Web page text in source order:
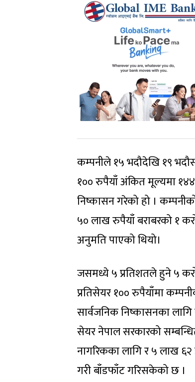
कम्पनीले १५ भदौदेखि १९
१०० रुपैयाँ अंकित मूल्यमा
निष्कासन गरेको हो ।
५० लाख रुपैयाँ बराबरको १
अनुमति पाएको थियो।
जसमध्ये ५ प्रतिशतले हुने ५
प्रतिसेयर १०० रुपैयाँमा
सार्वजनिक निष्कासनका
सेयर नेपाल सरकारको
नागरिकका लागि र ५ लाख
गरी बाँडफाँट गरिसकेको छ ।